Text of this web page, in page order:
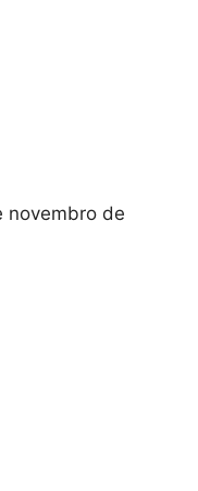
novembro de